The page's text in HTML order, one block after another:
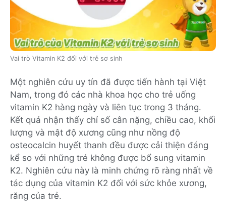
Vai trò Vitamin K2 đối với trẻ sơ sinh
Một nghiên cứu uy tín đã được tiến hành tại Việt
Nam, trong đó các nhà khoa học cho trẻ uống
vitamin K2 hàng ngày và liên tục trong 3 tháng.
Kết quả nhận thấy chỉ số cân nặng, chiều cao, khối
lượng và mật độ xương cũng như nồng độ
osteocalcin huyết thanh đều được cải thiện đáng
kể so với những trẻ không được bổ sung vitamin
K2. Nghiên cứu này là minh chứng rõ ràng nhất về
tác dụng của vitamin K2 đối với sức khỏe xương,
răng của trẻ.